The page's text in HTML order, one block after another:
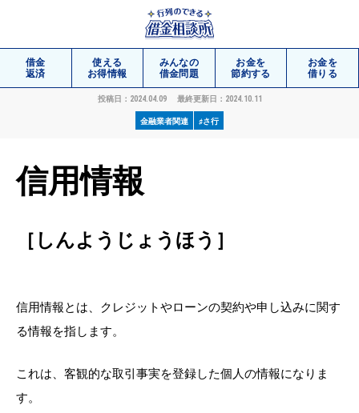
借金
返済
使える
お得情報
みんなの
借金問題
お金を
節約する
お金を
借りる
投稿日：2024.04.09 最終更新日：2024.10.11
金融業者関連 ♯さ行
信用情報
［しんようじょうほう］
信用情報とは、クレジットやローンの契約や申し込みに関す
る情報を指します。
これは、客観的な取引事実を登録した個人の情報になりま
す。